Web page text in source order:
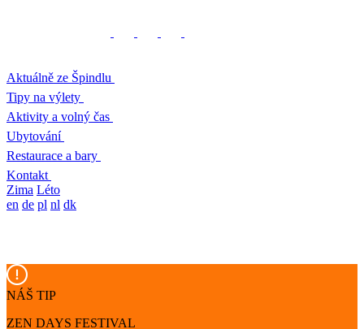
Aktuálně ze Špindlu
Tipy na výlety
Aktivity a volný čas
Ubytování
Restaurace a bary
Kontakt
Zima Léto
en de pl nl dk
NÁŠ TIP
ZEN DAYS FESTIVAL